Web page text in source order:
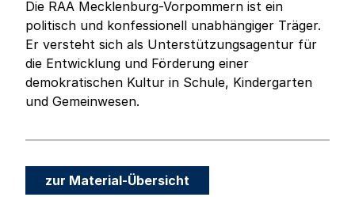
Die RAA Mecklenburg-Vorpommern ist ein
politisch und konfessionell unabhängiger Träger.
Er versteht sich als Unterstützungsagentur für
die Entwicklung und Förderung einer
demokratischen Kultur in Schule, Kindergarten
und Gemeinwesen.
zur Material-Übersicht